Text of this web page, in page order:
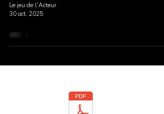
Le jeu de l'Acteur
30 oct. 2025